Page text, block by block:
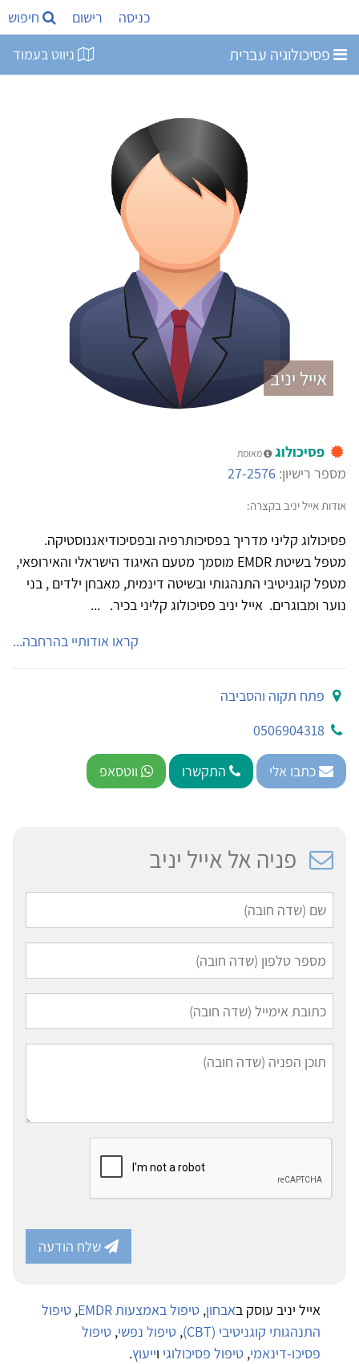
כניסה רישום חיפוש
פסיכולוגיה עברית ניווט בעמוד
אייל יניב
פסיכולוג מאומת
מספר רישיון: 27-2576
אודות אייל יניב בקצרה:
פסיכולוג קליני מדריך בפסיכותרפיה ובפסיכודיאגנוסטיקה.
מטפל בשיטת EMDR מוסמך מטעם האיגוד הישראלי והאירופאי,
מטפל קוגניטיבי התנהגותי ובשיטה דינמית, מאבחן ילדים , בני
נוער ומבוגרים. אייל יניב פסיכולוג קליני בכיר. ...
קראו אודותיי בהרחבה...
פתח תקוה והסביבה
0506904318
כתבו אלי התקשרו ווטסאפ
פניה אל אייל יניב
שלח הודעה
אייל יניב עוסק באבחון, טיפול באמצעות EMDR , טיפול
התנהגותי קוגניטיבי (CBT)
, טיפול נפשי, טיפול
פסיכו-דינאמי, טיפול פסיכולוגי וייעוץ.